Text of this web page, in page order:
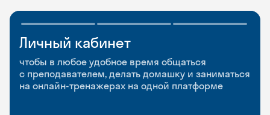
Личный кабинет
чтобы в любое удобное время общаться
с преподавателем, делать домашку и заниматься
на онлайн-тренажерах на одной платформе
Мобильное
приложение
чтобы заниматься и изучать новые слова где
и когда удобно
Разговорные клубы
и Talks
Групповые занятия для разговорной практики
и индивидуальные встречи с преподавателями